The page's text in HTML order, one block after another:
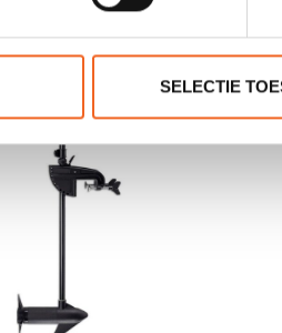
SELECTIE